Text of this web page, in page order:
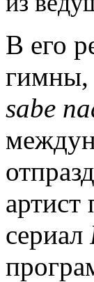
В его
гимны,
sabe
артист
сериал